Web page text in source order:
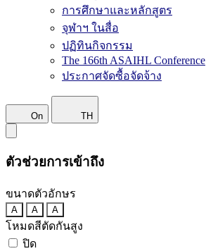
การศึกษาและหลักสูตร
จุฬาฯ ในสื่อ
ปฏิทินกิจกรรม
The 166th ASAIHL Conference
ประกาศจัดซื้อจัดจ้าง
On TH
ตัวช่วยการเข้าถึง
ขนาดตัวอักษร
A A A
โหมดสีตัดกันสูง
ปิด